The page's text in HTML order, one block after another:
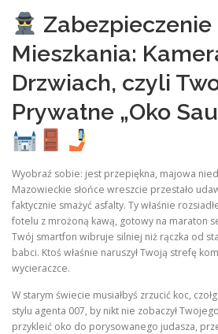
Zabezpieczenie
Mieszkania:
Drzwiach, czyli
Prywatne „Oko
Wyobraź sobie: jest przepiękna, majowa
Mazowieckie słońce wreszcie przestało
faktycznie smażyć asfalty. Ty właśnie
fotelu z mrożoną kawą, gotowy na maraton
Twój smartfon wibruje silniej niż rączka od
babci. Ktoś właśnie naruszył Twoją strefę
wycieraczce.
W starym świecie musiałbyś zrzucić koc,
stylu agenta 007, by nikt nie zobaczył
przykleić oko do porysowanego judasza,